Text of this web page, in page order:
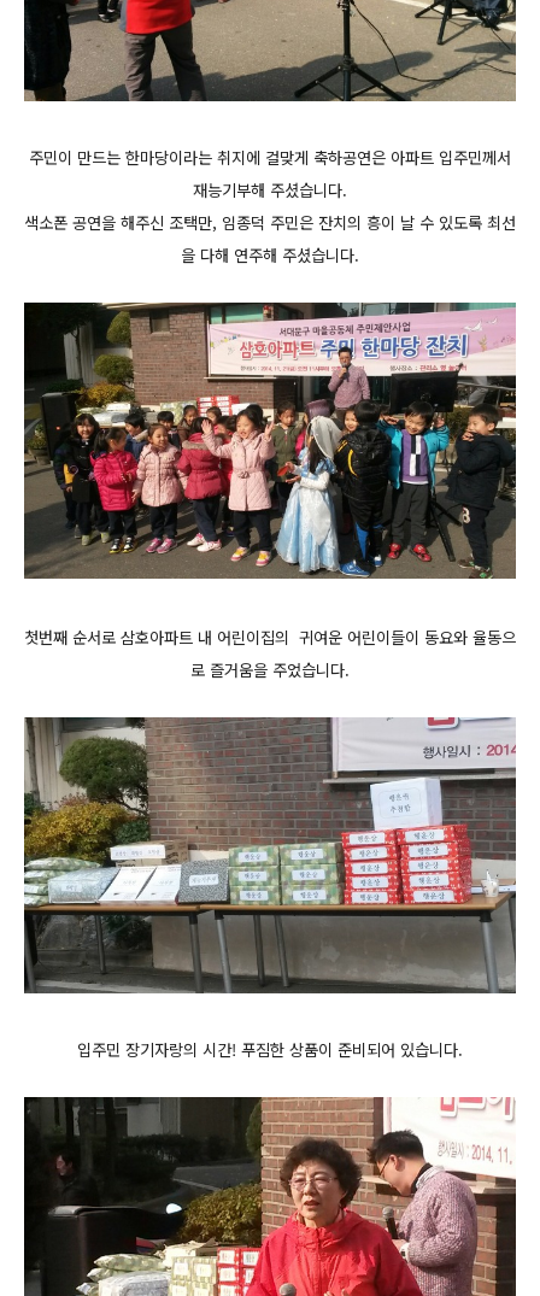
주민이 만드는 한마당이라는 취지에 걸맞게 축하공연은 아파트 입주민께서
재능기부해 주셨습니다.
색소폰 공연을 해주신 조택만, 임종덕 주민은 잔치의 흥이 날 수 있도록 최선
을 다해 연주해 주셨습니다.
첫번째 순서로 삼호아파트 내 어린이집의 귀여운 어린이들이 동요와 율동으
로 즐거움을 주었습니다.
입주민 장기자랑의 시간! 푸짐한 상품이 준비되어 있습니다.